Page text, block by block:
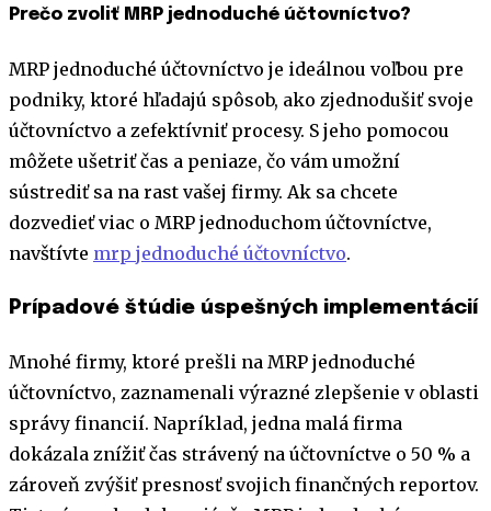
Prečo zvoliť MRP jednoduché účtovníctvo?
MRP jednoduché účtovníctvo je ideálnou voľbou pre
podniky, ktoré hľadajú spôsob, ako zjednodušiť svoje
účtovníctvo a zefektívniť procesy. S jeho pomocou
môžete ušetriť čas a peniaze, čo vám umožní
sústrediť sa na rast vašej firmy. Ak sa chcete
dozvedieť viac o MRP jednoduchom účtovníctve,
navštívte mrp jednoduché účtovníctvo.
Prípadové štúdie úspešných implementácií
Mnohé firmy, ktoré prešli na MRP jednoduché
účtovníctvo, zaznamenali výrazné zlepšenie v oblasti
správy financií. Napríklad, jedna malá firma
dokázala znížiť čas strávený na účtovníctve o 50 % a
zároveň zvýšiť presnosť svojich finančných reportov.